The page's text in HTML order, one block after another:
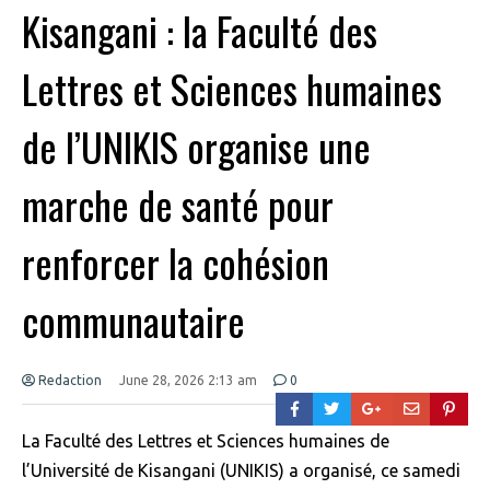
Kisangani : la Faculté des
Lettres et Sciences humaines
de l’UNIKIS organise une
marche de santé pour
renforcer la cohésion
communautaire
Redaction June 28, 2026 2:13 am 0
La Faculté des Lettres et Sciences humaines de
l’Université de Kisangani (UNIKIS) a organisé, ce samedi